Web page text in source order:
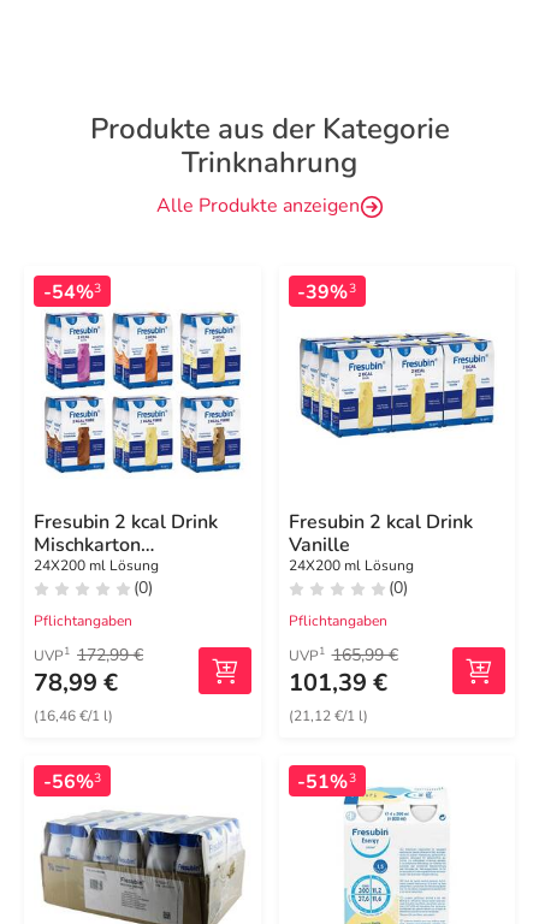
Produkte aus der Kategorie
Trinknahrung
Alle Produkte anzeigen
-54%3
Fresubin 2 kcal Drink
Mischkarton
Trinkflasche
24X200 ml Lösung
(0)
Pflichtangaben
UVP1 172,99 €
78,99 €
(16,46 €/1 l)
-39%3
Fresubin 2 kcal Drink
Vanille
24X200 ml Lösung
(0)
Pflichtangaben
UVP1 165,99 €
101,39 €
(21,12 €/1 l)
-56%3 -51%3